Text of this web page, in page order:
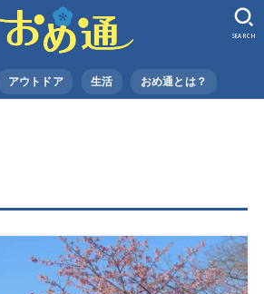
アウトドア 生活 おめ通とは？
SEARCH